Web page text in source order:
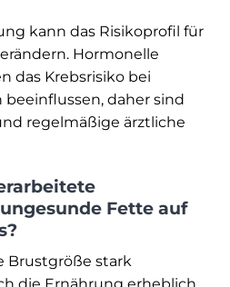
kann das Risikoprofil für
Hormonelle
das Krebsrisiko bei
daher sind
regelmäßige ärztliche
Fette auf
Brustgröße stark